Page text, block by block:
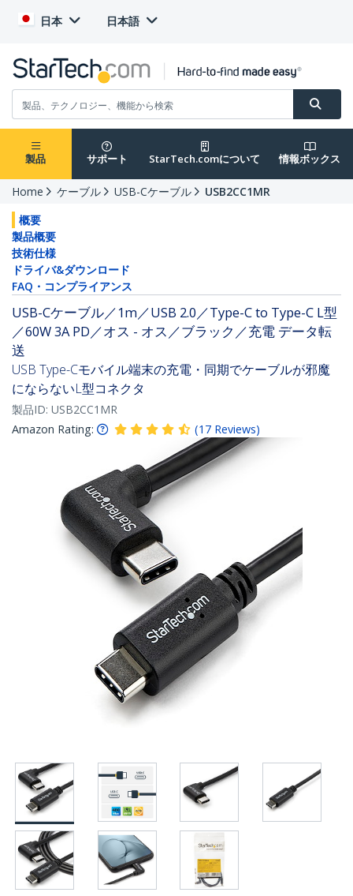
日本 日本語
製品 サポート StarTech.comについて 情報ボックス
Home ケーブル USB-Cケーブル
USB2CC1MR
概要
製品概要
技術仕様
ドライバ&ダウンロード
FAQ・コンプライアンス
USB-Cケーブル／1m／USB 2.0／Type-C to Type-C L型
／60W 3A PD／オス - オス／ブラック／充電 データ転
送
USB Type-Cモバイル端末の充電・同期でケーブルが邪魔
にならないL型コネクタ
製品ID: USB2CC1MR
Amazon Rating:
(17 Reviews)